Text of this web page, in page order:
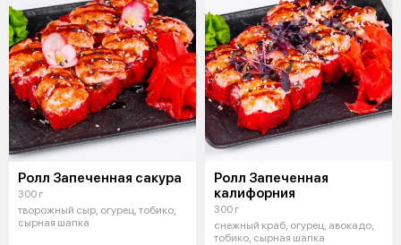
Ролл Запеченная сакура
300 г
творожный сыр, огурец, тобико,
сырная шапка
Ролл Запеченная
калифорния
300 г
снежный краб, огурец, авокадо,
тобико, сырная шапка